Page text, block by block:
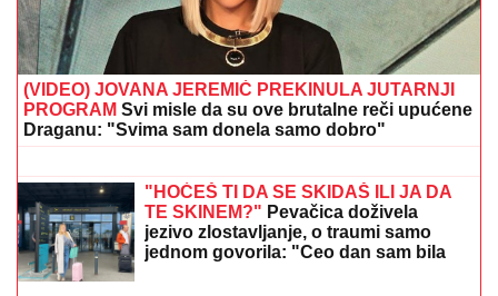
KRVAVA ČITULJA POKRENULA PAKAO U
BALKANSKOM GRADU?!Opsadno stanje na
ulicama, MECI LETE NA SVE STRANE: Drama počela
ubistvom na sastanku zbog duga Zviceru, onda je
usledio HAOS (FOTO)
PRIČALO SE DA SE RAZVODEOvako
se Đanijev sin i snaja ponašaju kad ih
niko ne gleda, Minja objavila
jasno otkriva u kakvom su braku
ŠOK U PROGRAMU UŽIVO!
Gledateljka tvrdi da joj je Asmin slao
gole slike, zapretila mu: "Vidimo se na